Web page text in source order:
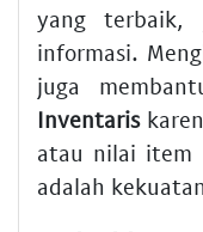
yang terbaik,
informasi.
juga
Inventaris
atau nilai item
adalah